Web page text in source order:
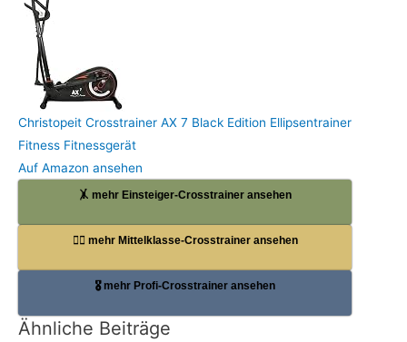
Christopeit Crosstrainer AX 7 Black Edition Ellipsentrainer
Fitness Fitnessgerät
Auf Amazon ansehen
🤸 mehr Einsteiger-Crosstrainer ansehen
🏋️‍♀️ mehr Mittelklasse-Crosstrainer ansehen
🎖️ mehr Profi-Crosstrainer ansehen
Ähnliche Beiträge